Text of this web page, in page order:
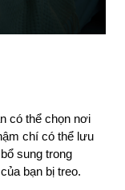
có thể chọn nơi
chí có thể lưu
sung trong
bạn bị treo.